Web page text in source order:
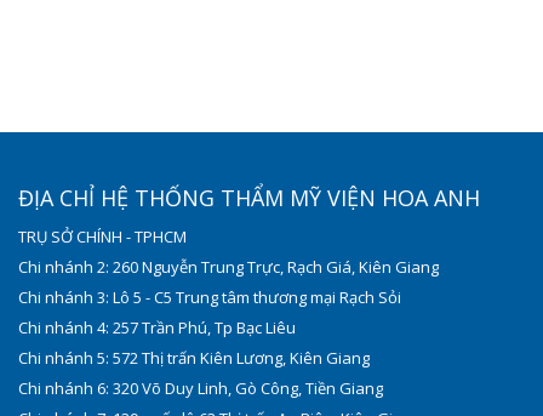
ĐỊA CHỈ HỆ THỐNG THẨM MỸ VIỆN HOA ANH
TRỤ SỞ CHÍNH - TPHCM
Chi nhánh 2: 260 Nguyễn Trung Trực, Rạch Giá, Kiên Giang
Chi nhánh 3: Lô 5 - C5 Trung tâm thương mại Rạch Sỏi
Chi nhánh 4: 257 Trần Phú, Tp Bạc Liêu
Chi nhánh 5: 572 Thị trấn Kiên Lương, Kiên Giang
Chi nhánh 6: 320 Võ Duy Linh, Gò Công, Tiền Giang